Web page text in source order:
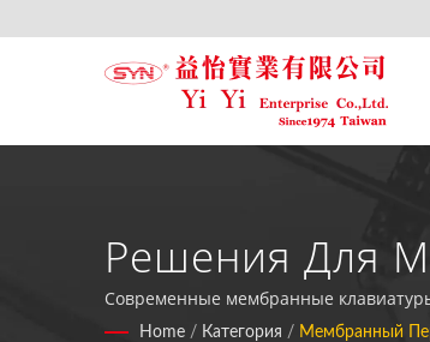
Решения Для
Дисплеем.
Современные мембранные
потребительских приложениях.
Home / Категория / Мембранный